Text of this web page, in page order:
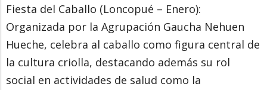
Fiesta del Caballo (Loncopué – Enero):
Organizada por la Agrupación Gaucha Nehuen
Hueche, celebra al caballo como figura central de
la cultura criolla, destacando además su rol
social en actividades de salud como la